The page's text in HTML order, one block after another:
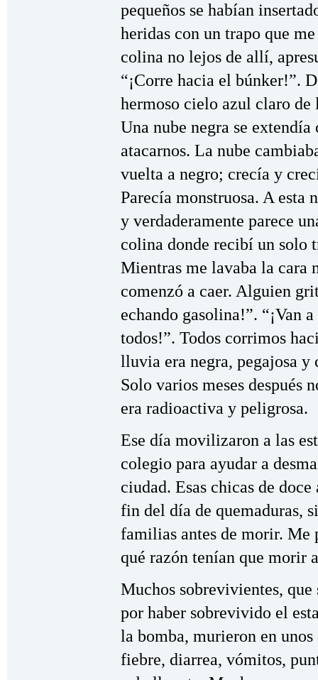
pequeños se habían
heridas con un trapo que
colina no lejos de allí,
“¡Corre hacia el búnker!”.
hermoso cielo azul claro de
Una nube negra se
atacarnos. La nube
vuelta a negro; crecía y
Parecía monstruosa. A esta
y verdaderamente parece
colina donde recibí un solo
Mientras me lavaba la cara
comenzó a caer. Alguien
echando gasolina!”. “¡Van
todos!”. Todos corrimos
lluvia era negra, pegajosa y
Solo varios meses después
era radioactiva y peligrosa.
Ese día movilizaron a las
colegio para ayudar a
ciudad. Esas chicas de
fin del día de quemaduras,
familias antes de morir. Me
qué razón tenían que morir
Muchos sobrevivientes,
por haber sobrevivido el
la bomba, murieron en
fiebre, diarrea, vómitos,